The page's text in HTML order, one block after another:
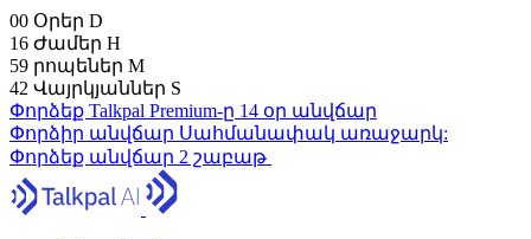
00 Օրեր D
16 Ժամեր H
59 րոպեներ M
41 Վայրկյաններ S
Փորձեք Talkpal Premium-ը 14 օր անվճար
Փորձիր անվճար Սահմանափակ առաջարկ:
Փորձեք անվճար 2 շաբաթ